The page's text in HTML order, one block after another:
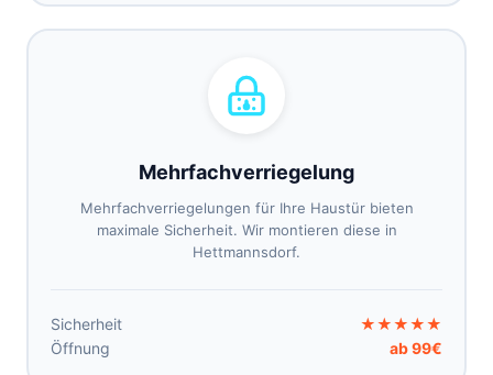
Mehrfachverriegelung
Mehrfachverriegelungen für Ihre Haustür bieten
maximale Sicherheit. Wir montieren diese in
Hettmannsdorf.
Sicherheit
★★★★★
Öffnung
ab 99€